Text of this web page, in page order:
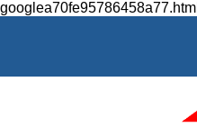
googlea70fe95786458a77.html